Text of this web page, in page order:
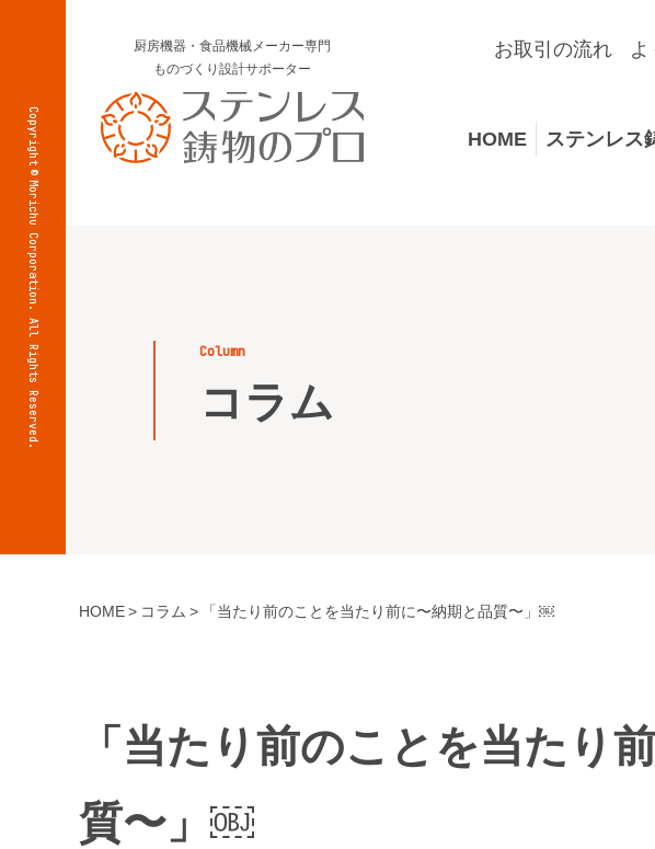
厨房機器・食品機械メーカー専門
ものづくり設計サポーター
HOME ステンレス
お取引の流れ よ
column
コラム
Copyright
©
Morichu Corporation. All Rights Reserved.
HOME コラム 「当たり前のことを当たり前に〜納期と品質〜」￼
「当たり前のことを当たり
質〜」￼